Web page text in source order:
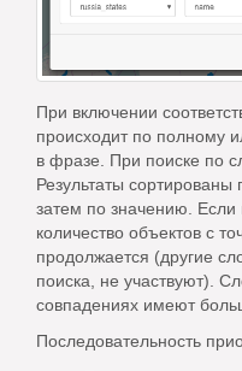
При включении
происходит по полному
в фразе. При поиске по
Результаты сортированы
затем по значению. Если
количество объектов с
продолжается (другие
поиска, не участвуют).
совпадениях имеют
Последовательность